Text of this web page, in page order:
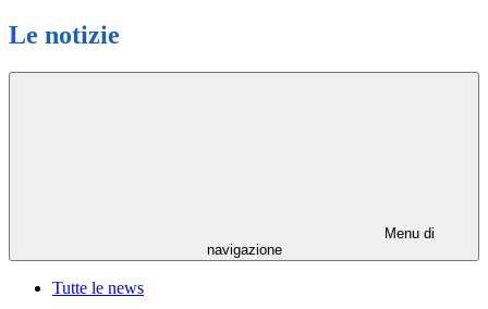
Le notizie
Menu di
navigazione
Tutte le news